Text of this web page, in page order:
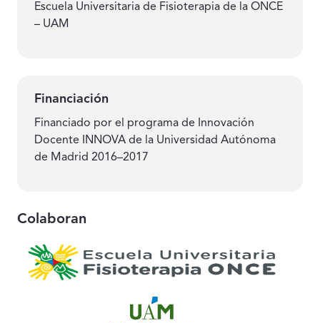
Escuela Universitaria de Fisioterapia de la ONCE
– UAM
Financiación
Financiado por el programa de Innovación
Docente INNOVA de la Universidad Autónoma
de Madrid 2016–2017
Colaboran